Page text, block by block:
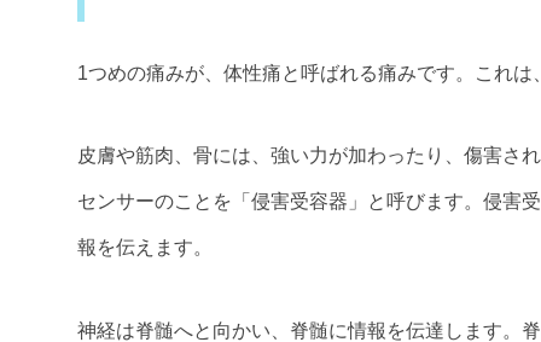
1つめの痛みが、体性痛と呼ばれる痛みです。これ
皮膚や筋肉、骨には、強い力が加わったり、傷害さ
センサーのことを「侵害受容器」と呼びます。侵害
報を伝えます。
神経は脊髄へと向かい、脊髄に情報を伝達します。